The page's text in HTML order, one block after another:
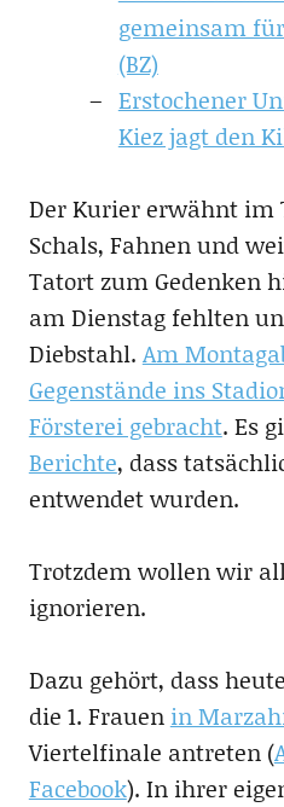
gemeinsam
(BZ)
Erstochener
Kiez jagt den
Der Kurier erwähnt im
Schals, Fahnen und
Tatort zum Gedenken
am Dienstag fehlten
Diebstahl. Am
Gegenstände ins
Försterei gebracht. Es
Berichte, dass
entwendet wurden.
Trotzdem wollen wir
ignorieren.
Dazu gehört, dass
die 1. Frauen in
Viertelfinale antreten (
Facebook). In ihrer